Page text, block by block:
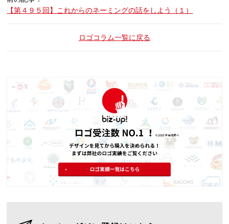
【第４９５回】これからのネーミングの話をしよう（１）
ロゴコラム一覧に戻る